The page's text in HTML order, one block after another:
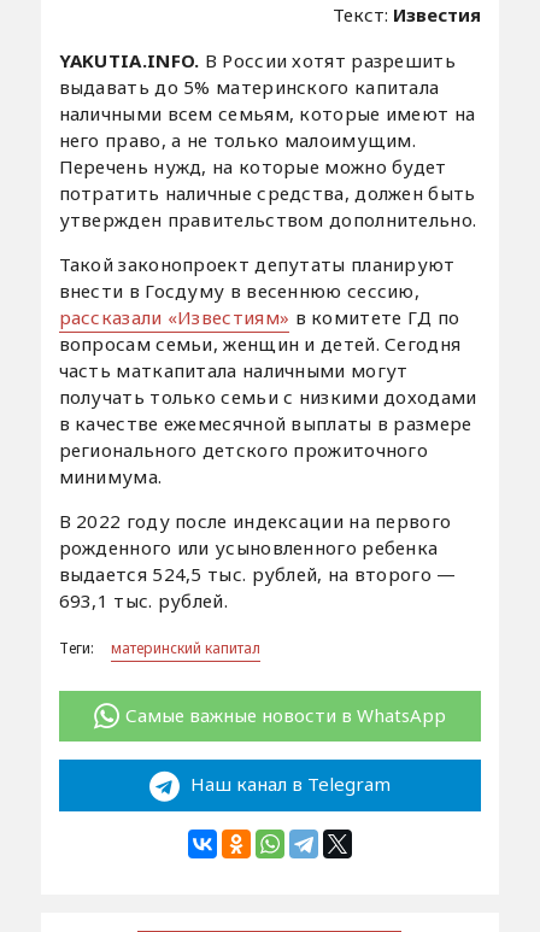
Текст: Известия
YAKUTIA.INFO. В России хотят разрешить
выдавать до 5% материнского капитала
наличными всем семьям, которые имеют на
него право, а не только малоимущим.
Перечень нужд, на которые можно будет
потратить наличные средства, должен быть
утвержден правительством дополнительно.
Такой законопроект депутаты планируют
внести в Госдуму в весеннюю сессию,
рассказали «Известиям» в комитете ГД по
вопросам семьи, женщин и детей. Сегодня
часть маткапитала наличными могут
получать только семьи с низкими доходами
в качестве ежемесячной выплаты в размере
регионального детского прожиточного
минимума.
В 2022 году после индексации на первого
рожденного или усыновленного ребенка
выдается 524,5 тыс. рублей, на второго —
693,1 тыс. рублей.
Теги: материнский капитал
Самые важные новости в WhatsApp
Наш канал в Telegram